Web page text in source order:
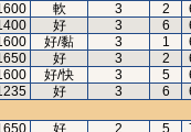
軟 3 2
好 3 6
好/黏 3 1
好 3 2
好/快 3 5
好 3 6
好 2 5